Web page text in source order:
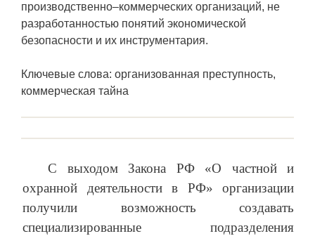
производственно–коммерческих организаций, не
разработанностью понятий экономической
безопасности и их инструментария.
Ключевые слова: организованная преступность,
коммерческая тайна
С выходом Закона РФ «О частной и
охранной деятельности в РФ» организации
получили возможность создавать
специализированные подразделения